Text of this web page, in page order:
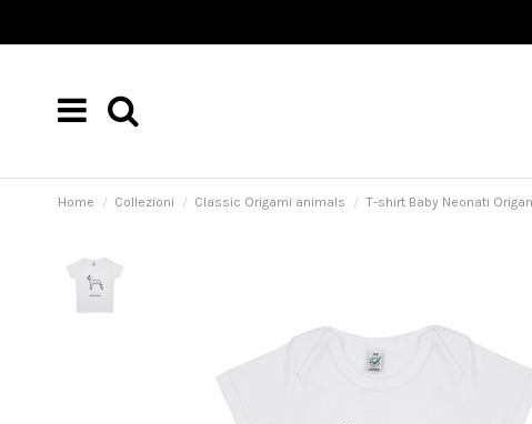
Home Collezioni Classic Origami animals T-shirt Baby Neonati